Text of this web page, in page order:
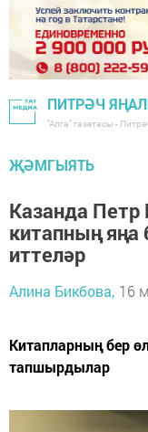
ПИТРӘЧ
"Алга" газетасы -
ҖӘМГЫЯТЬ
Казанда Петр
китапның
иттеләр
Алина Бикбова, 16
Китапларның бер
тапшырдылар